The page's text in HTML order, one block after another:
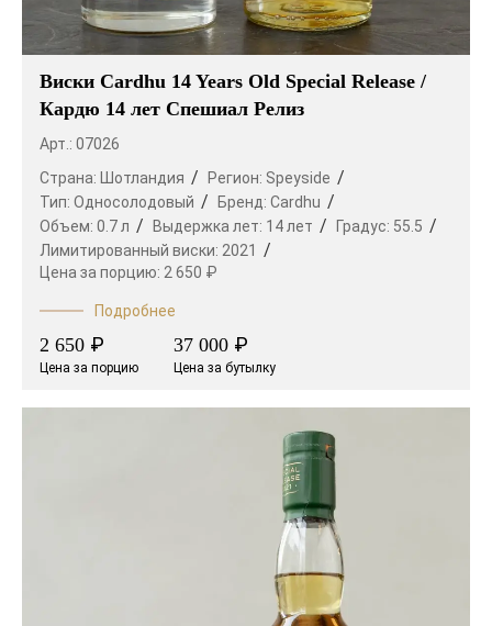
Виски Cardhu 14 Years Old Special Release /
Кардю 14 лет Спешиал Релиз
Арт.: 07026
Страна:
Шотландия Регион: Speyside
Тип: Односолодовый Бренд: Cardhu
Объем: 0.7 л Выдержка лет: 14 лет Градус: 55.5
Лимитированный виски: 2021
Цена за порцию: 2 650 ₽
Подробнее
2 650 ₽
Цена за порцию
37 000 ₽
Цена за бутылку